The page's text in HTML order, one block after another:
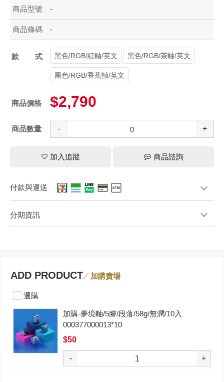
商品型號 -
商品條碼 -
款式黑色/RGB/紅軸/英文 黑色/RGB/茶軸/英文
黑色/RGB/香蕉軸/英文
商品價格 $2,790
商品數量 - +
加入追蹤 商品諮詢
付款與運送
分期資訊
ADD PRODUCT 加購賣場
選購
加購-夢境軸/5腳/段落/58g/無潤/10入
000377000013*10
$50
- +